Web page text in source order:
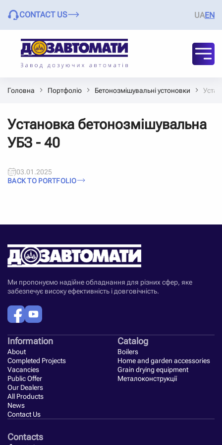
CONTACT US UAEN
Головна Портфоліо Бетонозмішувальні устоновки
Установка бетонозмішувальна
УБЗ - 40
03.01.2025
BACK TO PORTFOLIO
Ми пропонуємо надійне обладнання для різних сфер, яке
забезпечує високу ефективність і довговічність.
Information
About
Completed Projects
Vacancies
Public Offer
Our Dealers
All Products
News
Contact Us
Catalog
Boilers
Home and garden accessories
Grain drying equipment
Металоконструкції
Contacts